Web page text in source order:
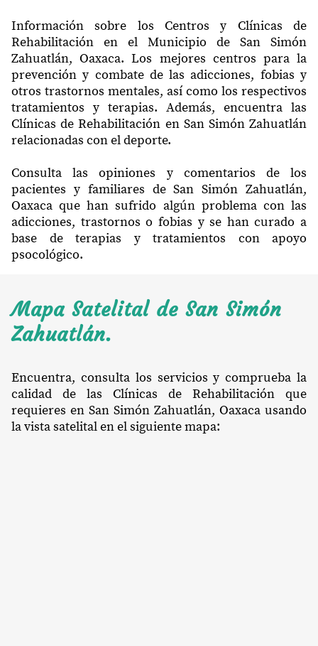
Información sobre los Centros y Clínicas de
Rehabilitación en el Municipio de San Simón
Zahuatlán, Oaxaca. Los mejores centros para la
prevención y combate de las adicciones, fobias y
otros trastornos mentales, así como los respectivos
tratamientos y terapias. Además, encuentra las
Clínicas de Rehabilitación en San Simón Zahuatlán
relacionadas con el deporte.
Consulta las opiniones y comentarios de los
pacientes y familiares de San Simón Zahuatlán,
Oaxaca que han sufrido algún problema con las
adicciones, trastornos o fobias y se han curado a
base de terapias y tratamientos con apoyo
psocológico.
Mapa Satelital de San Simón
Zahuatlán.
Encuentra, consulta los servicios y comprueba la
calidad de las Clínicas de Rehabilitación que
requieres en San Simón Zahuatlán, Oaxaca usando
la vista satelital en el siguiente mapa: